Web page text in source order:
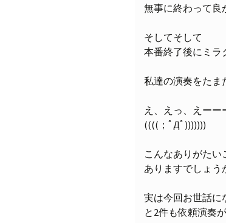
無事に終わって
そしてそして
本番終了後にミラ
私達の演奏をたま
え、えっ、えー
((((；ﾟДﾟ)))))))
こんなありがたい
ありますでしょう
実は今回お世話に
と2件も依頼演奏